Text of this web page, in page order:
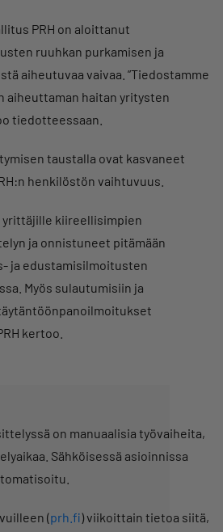
PRH on aloittanut
ruuhkan purkamisen ja
aiheutuvaa vaivaa. ”Tiedostamme
aiheuttaman haitan yritysten
tiedotteessaan.
taustalla ovat kasvaneet
henkilöstön vaihtuvuus.
yrittäjille kiireellisimpien
ja onnistuneet pitämään
ja edustamisilmoitusten
Myös sulautumisiin ja
kertoo.
on manuaalisia työvaiheita,
Sähköisessä asioinnissa
(prh.fi) viikoittain tietoa siitä,